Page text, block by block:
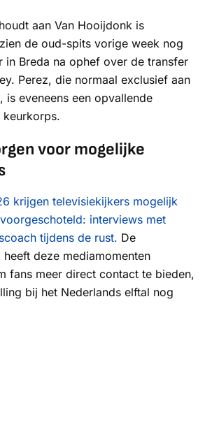
aan Van Hooijdonk is
de oud-spits vorige week nog
in Breda na ophef over de transfer
Perez, die normaal exclusief aan
is eveneens een opvallende
keurkorps.
voor mogelijke
krijgen televisiekijkers mogelijk
interviews met
tijdens de rust. De
deze mediamomenten
fans meer direct contact te bieden,
bij het Nederlands elftal nog